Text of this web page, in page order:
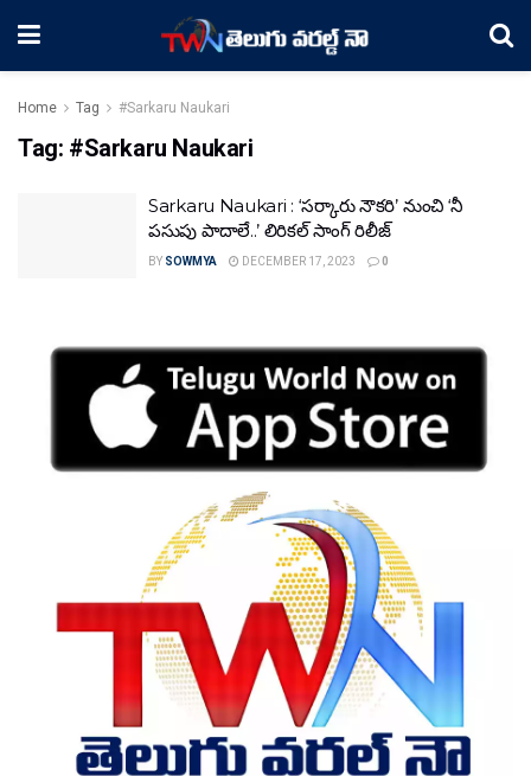
Home Tag #Sarkaru Naukari
Tag: #Sarkaru Naukari
Sarkaru Naukari : ‘సర్కారు నౌకరి’ నుంచి ‘నీ
పసుపు పాదాలే..’ లిరికల్ సాంగ్ రిలీజ్
BY SOWMYA DECEMBER 17, 2023 0